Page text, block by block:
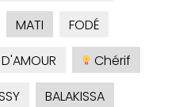
MATI
FODÉ
Chérif
BALAKISSA